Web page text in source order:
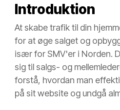
Introduktion
At skabe trafik til din
for at øge salget og
især for SMV'er i Norden.
sig til salgs- og
forstå, hvordan man
på sit website og undgå